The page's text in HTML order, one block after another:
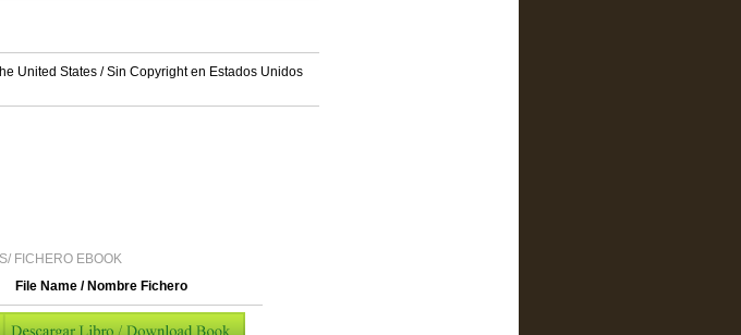
United States / Sin Copyright en Estados Unidos
FICHERO EBOOK
File Name / Nombre Fichero